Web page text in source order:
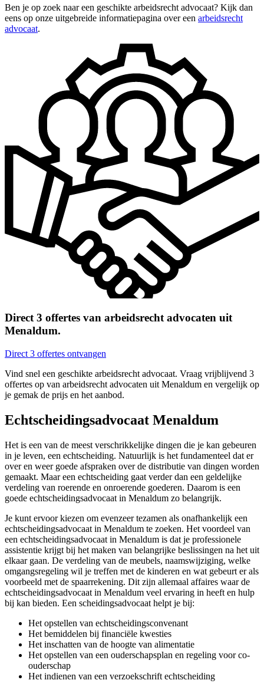
Ben je op zoek naar een geschikte arbeidsrecht advocaat? Kijk dan
eens op onze uitgebreide informatiepagina over een arbeidsrecht
advocaat.
Direct 3 offertes van arbeidsrecht advocaten uit
Menaldum.
Direct 3 offertes ontvangen
Vind snel een geschikte arbeidsrecht advocaat. Vraag vrijblijvend 3
offertes op van arbeidsrecht advocaten uit Menaldum en vergelijk op
je gemak de prijs en het aanbod.
Echtscheidingsadvocaat Menaldum
Het is een van de meest verschrikkelijke dingen die je kan gebeuren
in je leven, een echtscheiding. Natuurlijk is het fundamenteel dat er
over en weer goede afspraken over de distributie van dingen worden
gemaakt. Maar een echtscheiding gaat verder dan een geldelijke
verdeling van roerende en onroerende goederen. Daarom is een
goede echtscheidingsadvocaat in Menaldum zo belangrijk.
Je kunt ervoor kiezen om evenzeer tezamen als onafhankelijk een
echtscheidingsadvocaat in Menaldum te zoeken. Het voordeel van
een echtscheidingsadvocaat in Menaldum is dat je professionele
assistentie krijgt bij het maken van belangrijke beslissingen na het uit
elkaar gaan. De verdeling van de meubels, naamswijziging, welke
omgangsregeling wil je treffen met de kinderen en wat gebeurt er als
voorbeeld met de spaarrekening. Dit zijn allemaal affaires waar de
echtscheidingsadvocaat in Menaldum veel ervaring in heeft en hulp
bij kan bieden. Een scheidingsadvocaat helpt je bij:
Het opstellen van echtscheidingsconvenant
Het bemiddelen bij financiële kwesties
Het inschatten van de hoogte van alimentatie
Het opstellen van een ouderschapsplan en regeling voor co-
ouderschap
Het indienen van een verzoekschrift echtscheiding